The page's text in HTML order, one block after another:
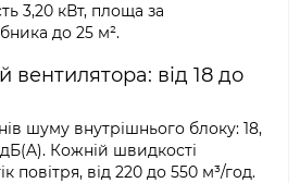
3,20 кВт, площа за
до 25 м².
вентилятора: від 18 до
шуму внутрішнього блоку: 18,
дБ(A). Кожній швидкості
повітря, від 220 до 550 м³/год.